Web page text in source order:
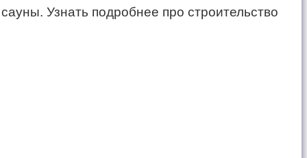
Узнать подробнее про строительство